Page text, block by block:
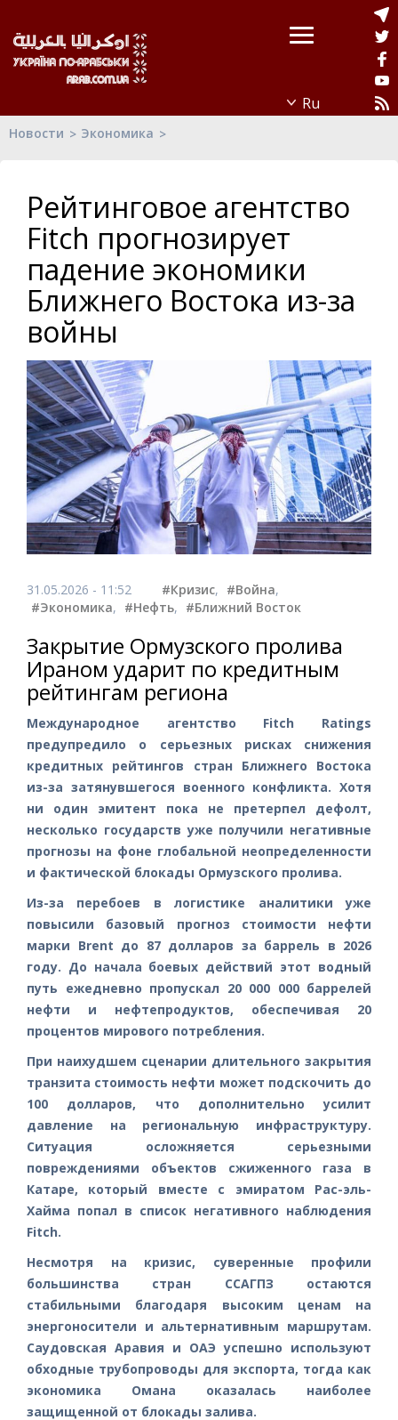
Новости Экономика
Рейтинговое агентство
Fitch прогнозирует
падение экономики
Ближнего Востока из-за
войны
31.05.2026 - 11:52 #Кризис, #Война,
#Экономика, #Нефть, #Ближний Восток
Закрытие Ормузского пролива
Ираном ударит по кредитным
рейтингам региона
Международное агентство Fitch Ratings
предупредило о серьезных рисках снижения
кредитных рейтингов стран Ближнего Востока
из-за затянувшегося военного конфликта. Хотя
ни один эмитент пока не претерпел дефолт,
несколько государств уже получили негативные
прогнозы на фоне глобальной неопределенности
и фактической блокады Ормузского пролива.
Из-за перебоев в логистике аналитики уже
повысили базовый прогноз стоимости нефти
марки Brent до 87 долларов за баррель в 2026
году. До начала боевых действий этот водный
путь ежедневно пропускал 20 000 000 баррелей
нефти и нефтепродуктов, обеспечивая 20
процентов мирового потребления.
При наихудшем сценарии длительного закрытия
транзита стоимость нефти может подскочить до
100 долларов, что дополнительно усилит
давление на региональную инфраструктуру.
Ситуация осложняется серьезными
повреждениями объектов сжиженного газа в
Катаре, который вместе с эмиратом Рас-эль-
Хайма попал в список негативного наблюдения
Fitch.
Несмотря на кризис, суверенные профили
большинства стран ССАГПЗ остаются
стабильными благодаря высоким ценам на
энергоносители и альтернативным маршрутам.
Саудовская Аравия и ОАЭ успешно используют
обходные трубопроводы для экспорта, тогда как
экономика Омана оказалась наиболее
защищенной от блокады залива.